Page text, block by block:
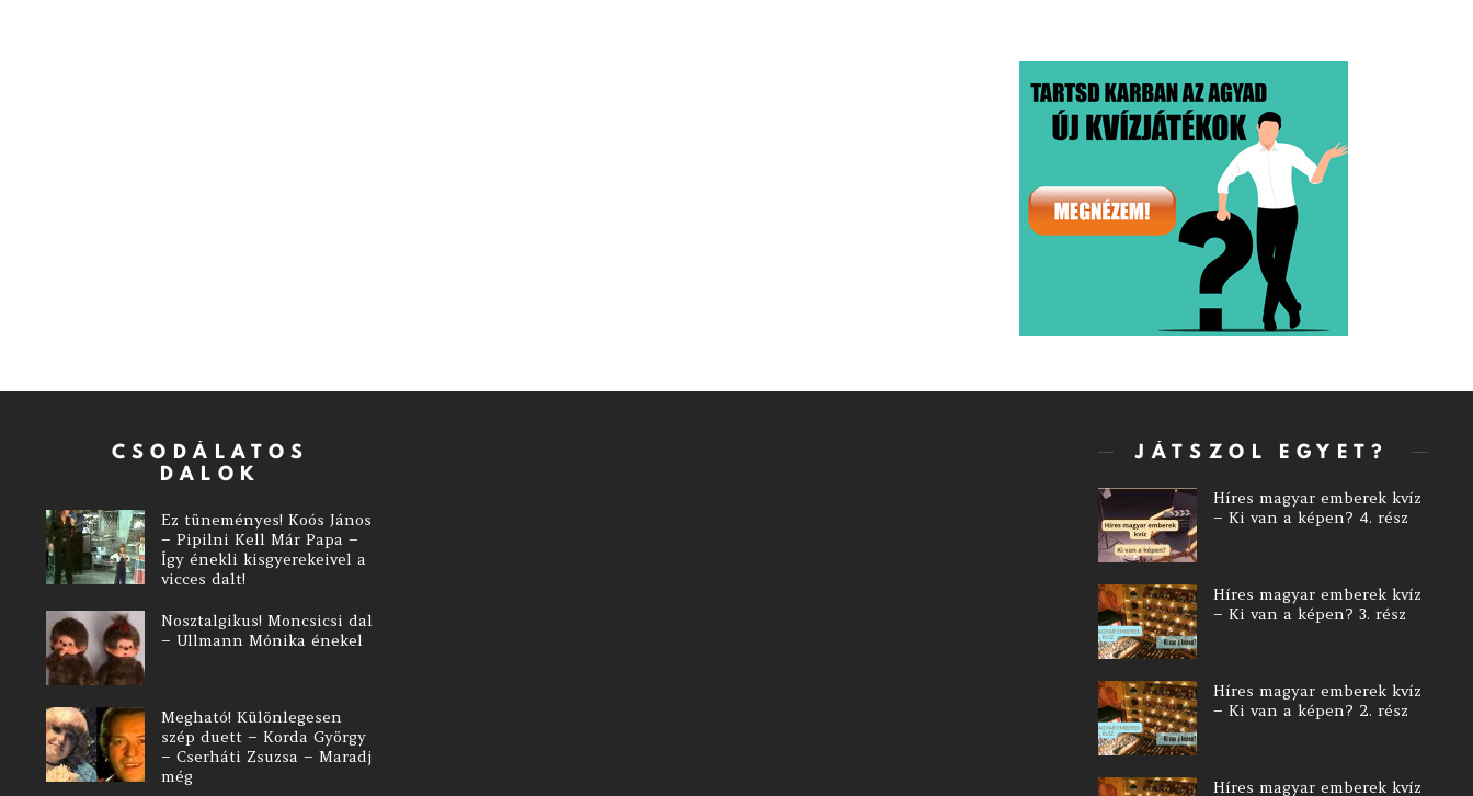
CSODÁLATOS
DALOK
Ez tüneményes! Koós János
– Pipilni Kell Már Papa –
Így énekli kisgyerekeivel a
vicces dalt!
Nosztalgikus! Moncsicsi dal
– Ullmann Mónika énekel
Megható! Különlegesen
szép duett – Korda György
– Cserháti Zsuzsa – Maradj
még
JÁTSZOL EGYET?
Híres magyar emberek kvíz
– Ki van a képen? 4. rész
Híres magyar emberek kvíz
– Ki van a képen? 3. rész
Híres magyar emberek kvíz
– Ki van a képen? 2. rész
Híres magyar emberek kvíz